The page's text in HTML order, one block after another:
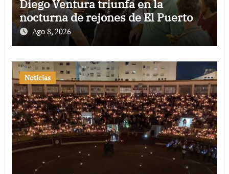
Diego Ventura triunfa en la
nocturna de rejones de El Puerto
Ago 8, 2026
Noticias